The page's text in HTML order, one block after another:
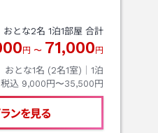
おとな2名 1泊1部屋 合計
円 〜 71,000 円
おとな1名 (2名1室)｜ 1泊
税込 9,000円〜35,500円
ンを見る